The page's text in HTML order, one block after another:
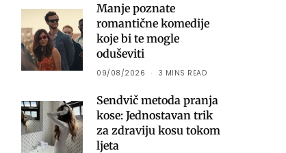
Manje poznate
romantične komedije
koje bi te mogle
oduševiti
09/08/2026 3 MINS READ
Sendvič metoda pranja
kose: Jednostavan trik
za zdraviju kosu tokom
ljeta